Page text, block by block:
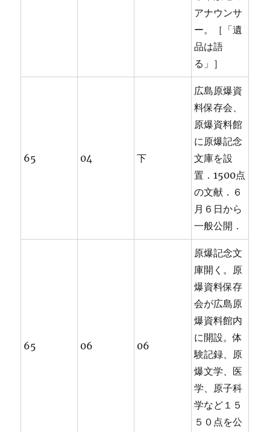
アナウンサ
ー。［「遺
品は語
る」］
65 04 下
広島原爆資
料保存会、
原爆資料館
に原爆記念
文庫を設
置．1500点
の文献．６
月６日から
一般公開．
65 06 06
原爆記念文
庫開く。原
爆資料保存
会が広島原
爆資料館内
に開設。体
験記録、原
爆文学、医
学、原子科
学など１５
５０点を公